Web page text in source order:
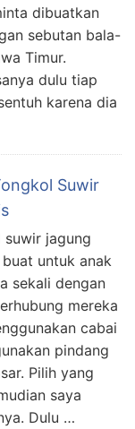
dibuatkan
sebutan bala-
Timur.
dulu tiap
karena dia
Suwir
suwir jagung
untuk anak
sekali dengan
mereka
cabai
pindang
Pilih yang
saya
Dulu …